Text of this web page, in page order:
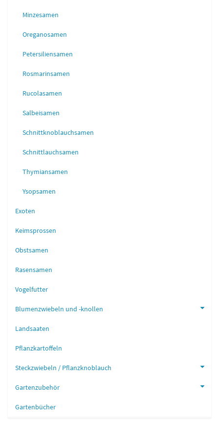
Minzesamen
Oreganosamen
Petersiliensamen
Rosmarinsamen
Rucolasamen
Salbeisamen
Schnittknoblauchsamen
Schnittlauchsamen
Thymiansamen
Ysopsamen
Exoten
Keimsprossen
Obstsamen
Rasensamen
Vogelfutter
Blumenzwiebeln und -knollen
Landsaaten
Pflanzkartoffeln
Steckzwiebeln / Pflanzknoblauch
Gartenzubehör
Gartenbücher